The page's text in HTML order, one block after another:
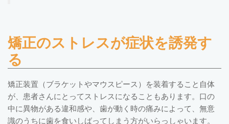
矯正のストレスが症状を誘発す
る
矯正装置（ブラケットやマウスピース）を装着すること自体
が、患者さんにとってストレスになることもあります。口の
中に異物がある違和感や、歯が動く時の痛みによって、無意
識のうちに歯を食いしばってしまう方がいらっしゃいます。